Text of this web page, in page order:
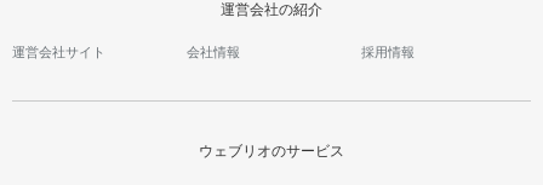
運営会社の紹介
運営会社サイト 会社情報 採用情報
ウェブリオのサービス